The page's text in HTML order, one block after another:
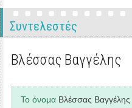
Συντελεστές
Βλέσσας Βαγγέλης
Το όνομα Βλέσσας Βαγγέλης